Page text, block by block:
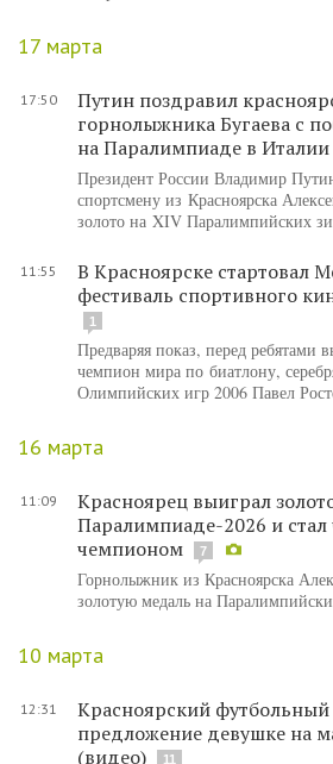
17 марта
17:50
Путин поздравил
горнолыжника Бугаева с
на Паралимпиаде в Италии
Президент России Владимир
спортсмену из Красноярска
золото на XIV Паралимпийских
11:55
В Красноярске стартовал
фестиваль спортивного
1
Предваряя показ, перед ребятами
чемпион мира по биатлону,
Олимпийских игр 2006 Павел
16 марта
11:09
Красноярец выиграл
Паралимпиаде-2026 и
чемпионом
7
Горнолыжник из Красноярска
золотую медаль на
10 марта
12:31
Красноярский
предложение девушке на
(видео)
11